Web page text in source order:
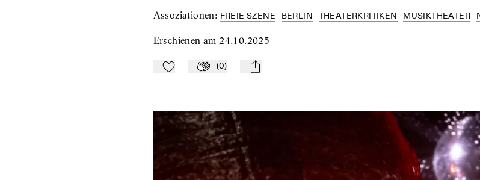
Assoziationen: FREIE SZENE BERLIN THEATERKRITIKEN MUSIKTHEATER
Erschienen am 24.10.2025
Zu Mein-TdZ hinzufügen
Applaudieren
(0) mail